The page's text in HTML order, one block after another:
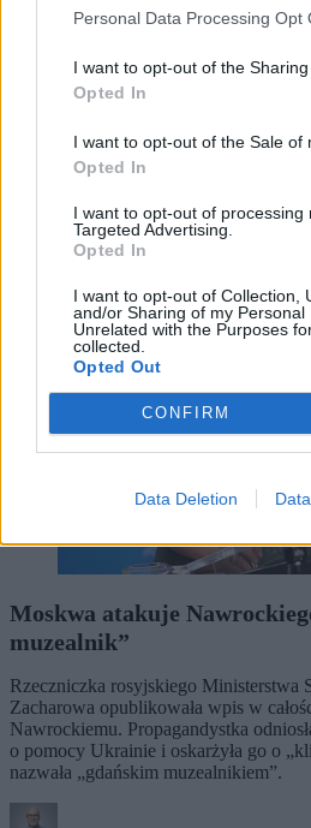
Personal Data Processing Opt
I want to opt-out of the
Opted In
I want to opt-out of the Sale of
Opted In
I want to opt-out of processing
Targeted Advertising.
Opted In
I want to opt-out of Collection,
and/or Sharing of my Personal
Unrelated with the Purposes
collected.
Opted Out
CONFIRM
Data Deletion
Świat
Moskwa atakuje
muzealnik”
Rzeczniczka rosyjskiego Ministerstwa
Zacharowa opublikowała wpis w
Nawrockiemu. Propagandystka
o pomocy Ukrainie i oskarżyła go o
nazwała „gdańskim muzealnikiem”.